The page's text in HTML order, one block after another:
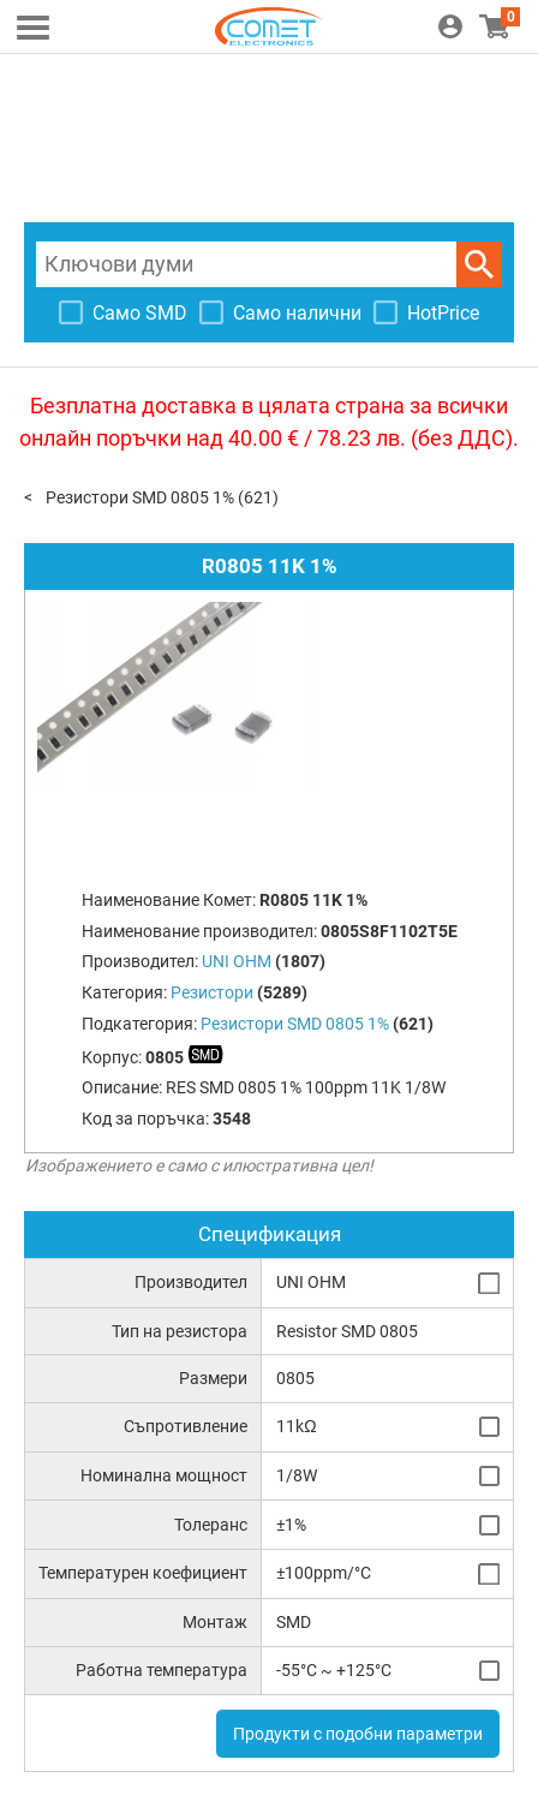
0
Само SMD Само налични HotPrice
Безплатна доставка в цялата страна за всички
онлайн поръчки над 40.00 € / 78.23 лв. (без ДДС).
Резистори SMD 0805 1% (621)
R0805 11K 1%
Наименование Комет: R0805 11K 1%
Наименование производител:0805S8F1102T5E
Производител: UNI OHM (1807)
Категория: Резистори (5289)
Подкатегория: Резистори SMD 0805 1% (621)
Корпус:0805
Описание: RES SMD 0805 1% 100ppm 11K 1/8W
Код за поръчка:3548
Изображението е само с илюстративна цел!
Спецификация
Производител UNI OHM
Тип на резистора Resistor SMD 0805
Размери 0805
Съпротивление 11kΩ
Номинална мощност 1/8W
Толеранс ±1%
Температурен коефициент ±100ppm/°C
Монтаж SMD
Работна температура -55°C ~ +125°C
Продукти с подобни параметри